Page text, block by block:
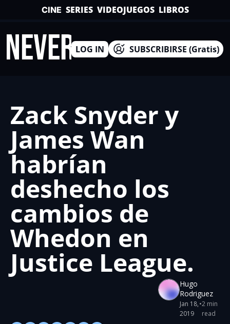
CINE SERIES VIDEOJUEGOS LIBROS
LOG IN SUBSCRIBIRSE (Gratis)
Zack Snyder y
James Wan
habrían
deshecho los
cambios de
Whedon en
Justice League.
Hugo
Rodriguez
Jan 18,
2019
•2 min
read